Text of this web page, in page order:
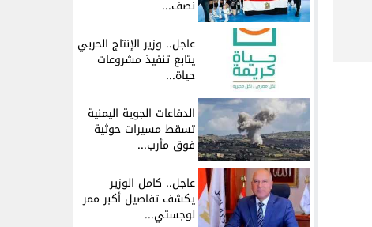
نصف...
عاجل.. وزير الإنتاج الحربي
يتابع تنفيذ مشروعات
حياة...
الدفاعات الجوية اليمنية
تسقط مسيرات حوثية
فوق مأرب...
عاجل.. كامل الوزير
يكشف تفاصيل أكبر ممر
لوجستي...